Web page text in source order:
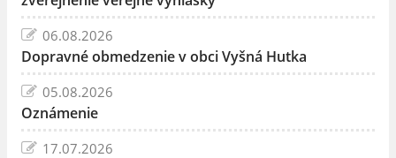
06.08.2026
Dopravné obmedzenie v obci Vyšná Hutka
05.08.2026
Oznámenie
17.07.2026